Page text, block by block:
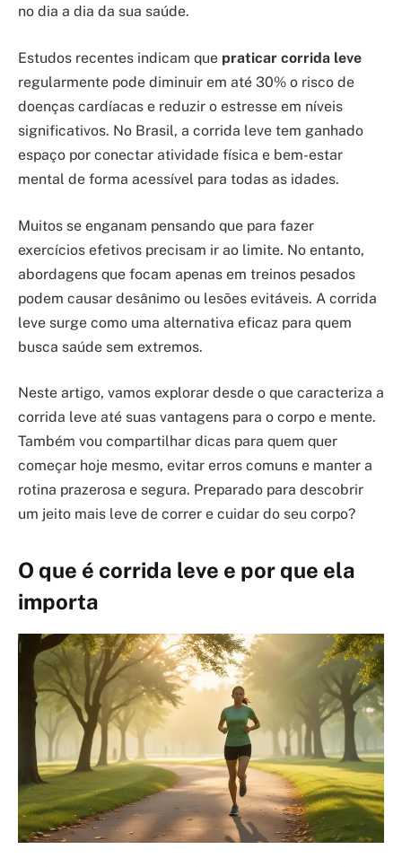
no dia a dia da sua saúde.
Estudos recentes indicam que praticar corrida leve
regularmente pode diminuir em até 30% o risco de
doenças cardíacas e reduzir o estresse em níveis
significativos. No Brasil, a corrida leve tem ganhado
espaço por conectar atividade física e bem-estar
mental de forma acessível para todas as idades.
Muitos se enganam pensando que para fazer
exercícios efetivos precisam ir ao limite. No entanto,
abordagens que focam apenas em treinos pesados
podem causar desânimo ou lesões evitáveis. A corrida
leve surge como uma alternativa eficaz para quem
busca saúde sem extremos.
Neste artigo, vamos explorar desde o que caracteriza a
corrida leve até suas vantagens para o corpo e mente.
Também vou compartilhar dicas para quem quer
começar hoje mesmo, evitar erros comuns e manter a
rotina prazerosa e segura. Preparado para descobrir
um jeito mais leve de correr e cuidar do seu corpo?
O que é corrida leve e por que ela
importa